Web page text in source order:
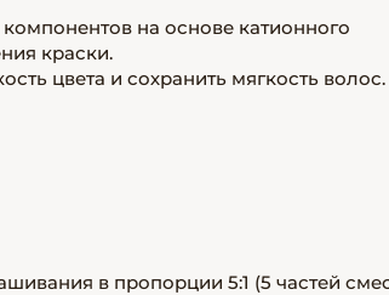
на основе катионного
краски.
цвета и сохранить мягкость волос.
в пропорции 5:1 (5 частей